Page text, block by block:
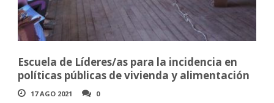
Escuela de Líderes/as para la incidencia en
políticas públicas de vivienda y alimentación
17 AGO 2021 0